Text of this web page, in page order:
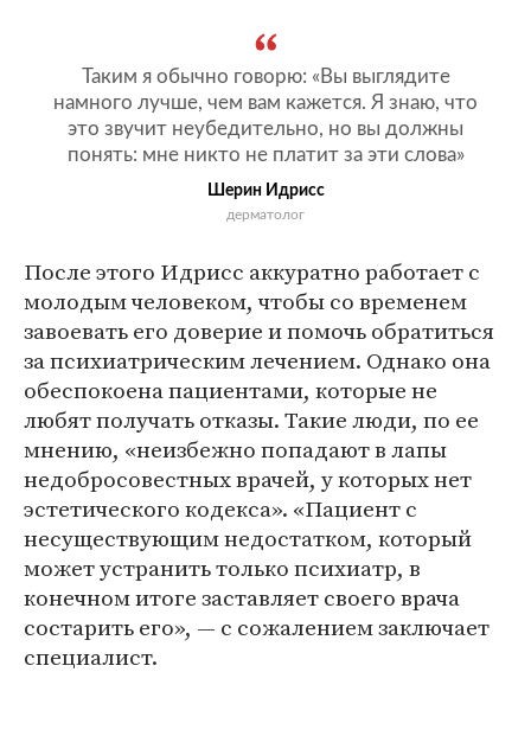
Таким я обычно говорю: «Вы выглядите
намного лучше, чем вам кажется. Я знаю, что
это звучит неубедительно, но вы должны
понять: мне никто не платит за эти слова»
Шерин Идрисс
дерматолог
После этого Идрисс аккуратно работает с
молодым человеком, чтобы со временем
завоевать его доверие и помочь обратиться
за психиатрическим лечением. Однако она
обеспокоена пациентами, которые не
любят получать отказы. Такие люди, по ее
мнению, «неизбежно попадают в лапы
недобросовестных врачей, у которых нет
эстетического кодекса». «Пациент с
несуществующим недостатком, который
может устранить только психиатр, в
конечном итоге заставляет своего врача
состарить его», — с сожалением заключает
специалист.